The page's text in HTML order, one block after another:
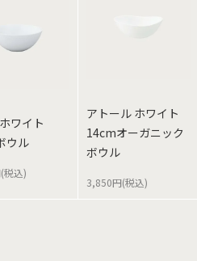
ワイト
ウル
税込)
アトール ホワイト
14cmオーガニック
ボウル
3,850円(税込)